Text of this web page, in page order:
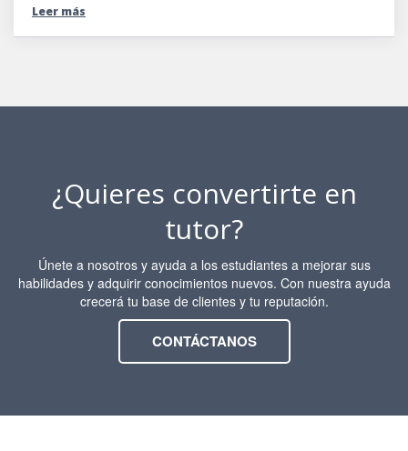
Leer más
¿Quieres convertirte en
tutor?
Únete a nosotros y ayuda a los estudiantes a mejorar sus
habilidades y adquirir conocimientos nuevos. Con nuestra ayuda
crecerá tu base de clientes y tu reputación.
CONTÁCTANOS